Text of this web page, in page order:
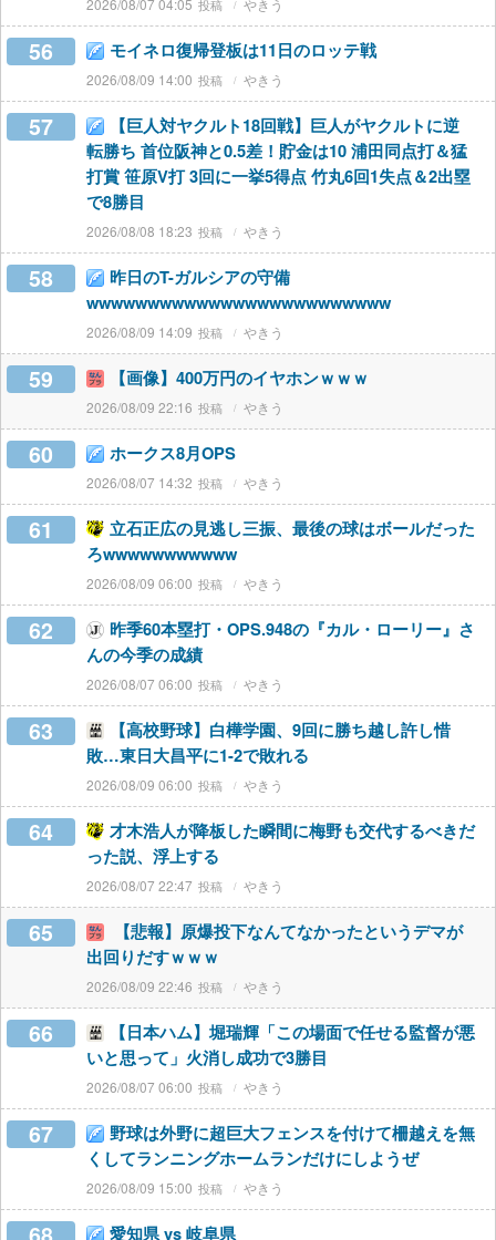
2026/08/07 04:05 やきう
56 モイネロ復帰登板は11日のロッテ戦
2026/08/09 14:00 やきう
57
【巨人対ヤクルト18回戦】巨人がヤクルトに逆
転勝ち 首位阪神と0.5差！貯金は10 浦田同点打＆猛
打賞 笹原V打 3回に一挙5得点 竹丸6回1失点＆2出塁
で8勝目
2026/08/08 18:23 やきう
58
昨日のT-ガルシアの守備
wwwwwwwwwwwwwwwwwwwwwwwww
2026/08/09 14:09 やきう
59 【画像】400万円のイヤホンｗｗｗ
2026/08/09 22:16 やきう
60 ホークス8月OPS
2026/08/07 14:32 やきう
61
立石正広の見逃し三振、最後の球はボールだった
ろwwwwwwwwwww
2026/08/09 06:00 やきう
62
昨季60本塁打・OPS.948の『カル・ローリー』さ
んの今季の成績
2026/08/07 06:00 やきう
63
【高校野球】白樺学園、9回に勝ち越し許し惜
敗…東日大昌平に1-2で敗れる
2026/08/09 06:00 やきう
64
才木浩人が降板した瞬間に梅野も交代するべきだ
った説、浮上する
2026/08/07 22:47 やきう
65
【悲報】原爆投下なんてなかったというデマが
出回りだすｗｗｗ
2026/08/09 22:46 やきう
66
【日本ハム】堀瑞輝「この場面で任せる監督が悪
いと思って」火消し成功で3勝目
2026/08/07 06:00 やきう
67
野球は外野に超巨大フェンスを付けて柵越えを無
くしてランニングホームランだけにしようぜ
2026/08/09 15:00 やきう
愛知県 vs 岐阜県